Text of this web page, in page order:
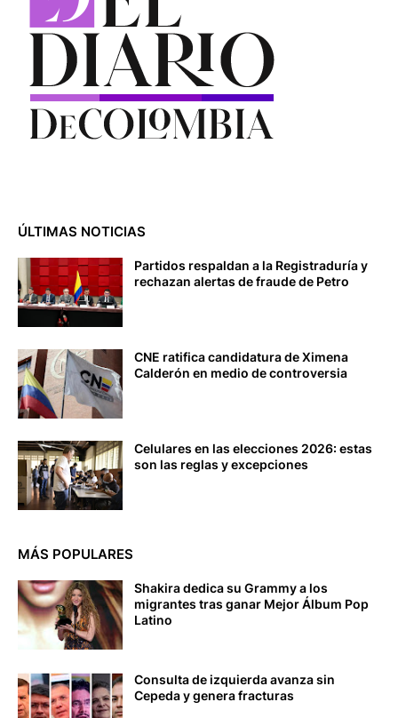
ÚLTIMAS NOTICIAS
Partidos respaldan a la Registraduría y
rechazan alertas de fraude de Petro
CNE ratifica candidatura de Ximena
Calderón en medio de controversia
Celulares en las elecciones 2026: estas
son las reglas y excepciones
MÁS POPULARES
Shakira dedica su Grammy a los
migrantes tras ganar Mejor Álbum Pop
Latino
Consulta de izquierda avanza sin
Cepeda y genera fracturas